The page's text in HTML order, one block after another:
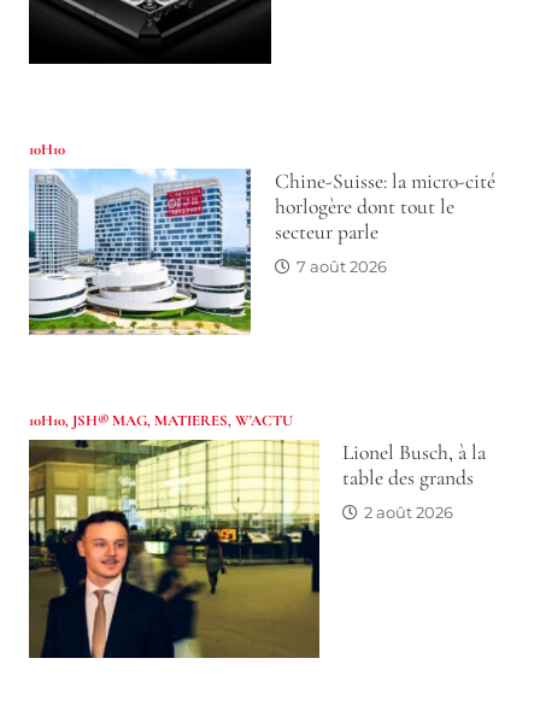
10H10
Chine-Suisse: la micro-cité
horlogère dont tout le
secteur parle
7 août 2026
10H10, JSH® MAG,MATIERES,W'ACTU
Lionel Busch, à la
table des grands
2 août 2026